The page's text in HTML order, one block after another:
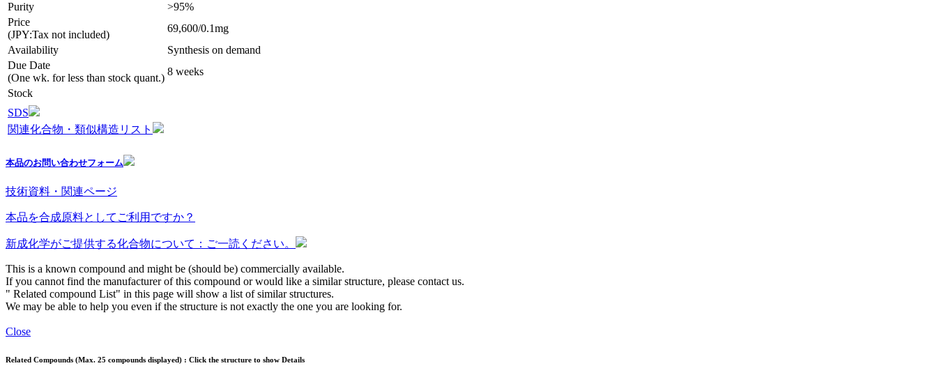
Purity
>95%
Price
(JPY:Tax not included)
69,600/0.1mg
Availability
Synthesis on demand
Due Date
(One wk. for less than stock quant.)
8 weeks
Stock
SDS
関連化合物・類似構造リスト
本品のお問い合わせフォーム
技術資料・関連ページ
本品を合成原料としてご利用ですか？
新成化学がご提供する化合物について：ご一読ください。
This is a known compound and might be (should be) commercially available.
If you cannot find the manufacturer of this compound or would like a similar structure, please contact us.
" Related compound List" in this page will show a list of similar structures.
We may be able to help you even if the structure is not exactly the one you are looking for.
Close
Related Compounds (Max. 25 compounds displayed) : Click the structure to show Details